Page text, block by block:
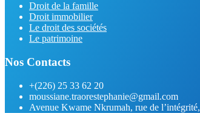
Droit de la famille
Droit immobilier
Le droit des sociétés
Le patrimoine
Nos Contacts
+(226) 25 33 62 20
moussiane.traorestephanie@gmail.com
Avenue Kwame Nkrumah, rue de